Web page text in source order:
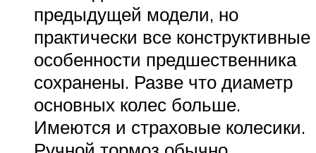
предыдущей модели, но
практически все конструктивные
особенности предшественника
сохранены. Разве что диаметр
основных колес больше.
Имеются и страховые колесики.